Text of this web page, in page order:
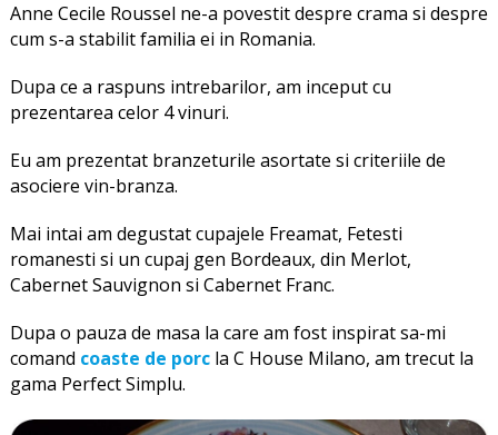
Anne Cecile Roussel ne-a povestit despre crama si despre
cum s-a stabilit familia ei in Romania.
Dupa ce a raspuns intrebarilor, am inceput cu
prezentarea celor 4 vinuri.
Eu am prezentat branzeturile asortate si criteriile de
asociere vin-branza.
Mai intai am degustat cupajele Freamat, Fetesti
romanesti si un cupaj gen Bordeaux, din Merlot,
Cabernet Sauvignon si Cabernet Franc.
Dupa o pauza de masa la care am fost inspirat sa-mi
comand coaste de porcla C House Milano, am trecut la
gama Perfect Simplu.